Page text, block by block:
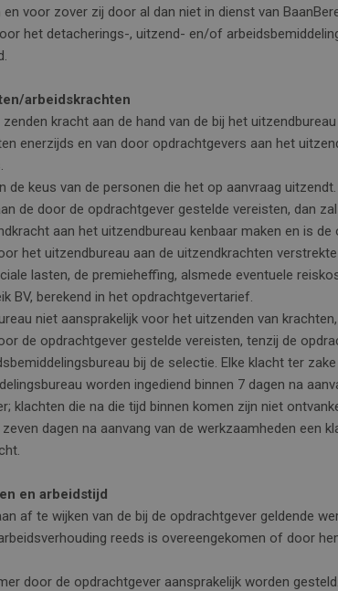
voor zover zij door al dan niet in dienst van
het detacherings-, uitzend- en/of
arbeidskrachten
kracht aan de hand van de bij het
enerzijds en van door opdrachtgevers aan het
de keus van de personen die het op aanvraag uitzendt.
de door de opdrachtgever gestelde vereisten, dan
aan het uitzendbureau kenbaar maken en is
het uitzendbureau aan de uitzendkrachten
lasten, de premieheffing, alsmede eventuele
BV, berekend in het opdrachtgevertarief.
niet aansprakelijk voor het uitzenden van
de opdrachtgever gestelde vereisten, tenzij de
bij de selectie. Elke klacht ter
worden ingediend binnen 7 dagen na
klachten die na die tijd binnen komen zijn niet
dagen na aanvang van de werkzaamheden een
en arbeidstijd
af te wijken van de bij de opdrachtgever geldende
reeds is overeengekomen of door
door de opdrachtgever aansprakelijk worden gesteld.